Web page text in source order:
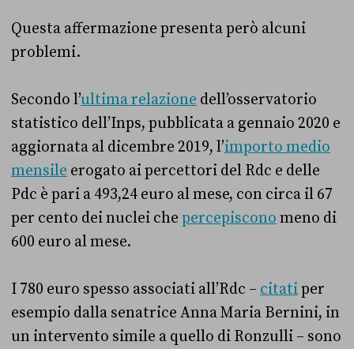
Questa affermazione presenta però alcuni
problemi.
Secondo l’ultima relazione dell’osservatorio
statistico dell’Inps, pubblicata a gennaio 2020 e
aggiornata al dicembre 2019, l’importo medio
mensile erogato ai percettori del Rdc e delle
Pdc è pari a 493,24 euro al mese, con circa il 67
per cento dei nuclei che percepiscono meno di
600 euro al mese.
I 780 euro spesso associati all’Rdc – citatiper
esempio dalla senatrice Anna Maria Bernini, in
un intervento simile a quello di Ronzulli – sono